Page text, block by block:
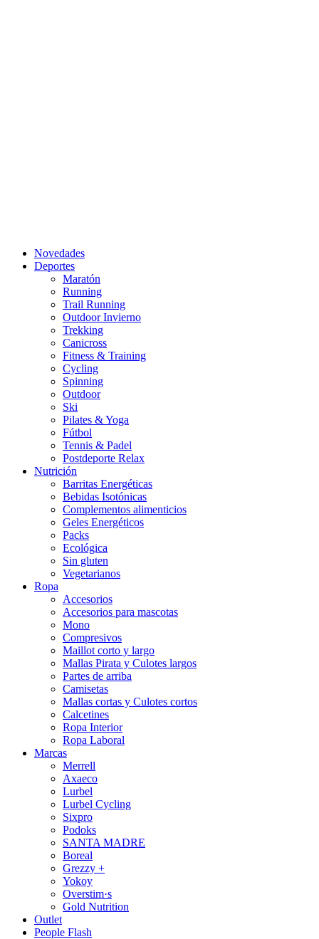
Novedades
Deportes
Maratón
Running
Trail Running
Outdoor Invierno
Trekking
Canicross
Fitness & Training
Cycling
Spinning
Outdoor
Ski
Pilates & Yoga
Fútbol
Tennis & Padel
Postdeporte Relax
Nutrición
Barritas Energéticas
Bebidas Isotónicas
Complementos alimenticios
Geles Energéticos
Packs
Ecológica
Sin gluten
Vegetarianos
Ropa
Accesorios
Accesorios para mascotas
Mono
Compresivos
Maillot corto y largo
Mallas Pirata y Culotes largos
Partes de arriba
Camisetas
Mallas cortas y Culotes cortos
Calcetines
Ropa Interior
Ropa Laboral
Marcas
Merrell
Axaeco
Lurbel
Lurbel Cycling
Sixpro
Podoks
SANTA MADRE
Boreal
Grezzy +
Yokoy
Overstim·s
Gold Nutrition
Outlet
People Flash